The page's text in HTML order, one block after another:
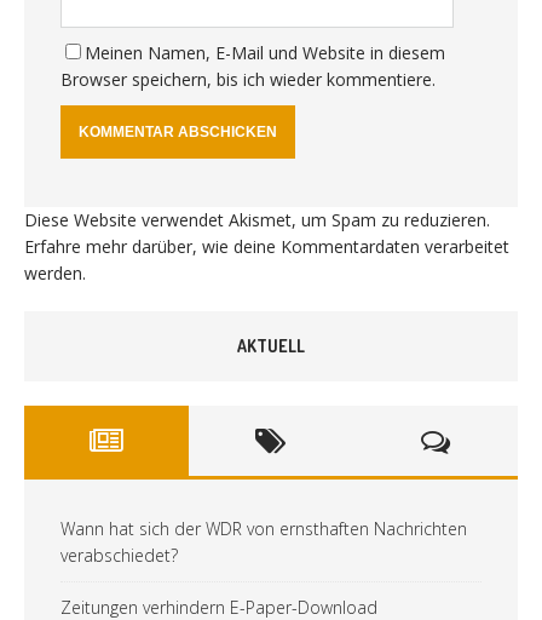
Meinen Namen, E-Mail und Website in diesem
Browser speichern, bis ich wieder kommentiere.
Diese Website verwendet Akismet, um Spam zu reduzieren.
Erfahre mehr darüber, wie deine Kommentardaten verarbeitet
werden.
AKTUELL
Wann hat sich der WDR von ernsthaften Nachrichten
verabschiedet?
Zeitungen verhindern E-Paper-Download